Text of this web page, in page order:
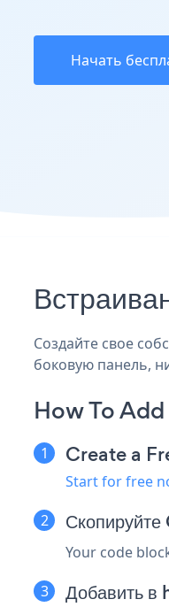
Начать
Создайте свое
боковую панель,
How To
Create a
Start for free
Your code
Добавить в